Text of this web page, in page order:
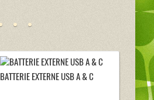
BATTERIE EXTERNE USB A & C